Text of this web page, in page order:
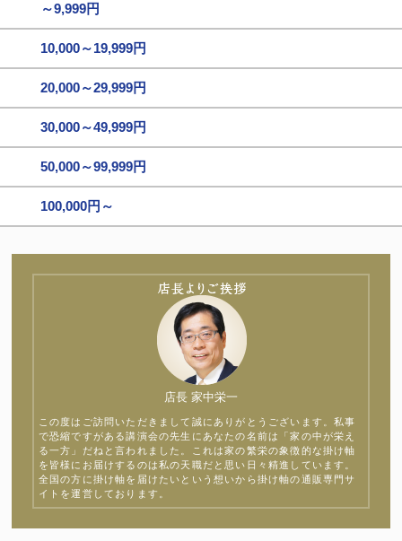
～9,999円
10,000～19,999円
20,000～29,999円
30,000～49,999円
50,000～99,999円
100,000円～
店長 家中栄一
この度はご訪問いただきまして誠にありがとうございます。私事
で恐縮ですがある講演会の先生にあなたの名前は「家の中が栄え
る一方」だねと言われました。これは家の繁栄の象徴的な掛け軸
を皆様にお届けするのは私の天職だと思い日々精進しています。
全国の方に掛け軸を届けたいという想いから掛け軸の通販専門サ
イトを運営しております。